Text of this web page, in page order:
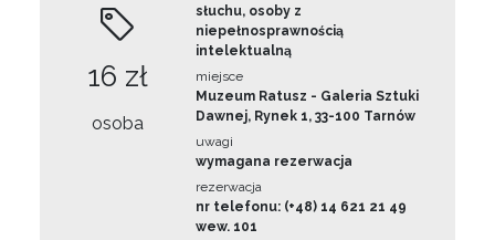
16 zł
osoba
słuchu, osoby z
niepełnosprawnością
intelektualną
miejsce
Muzeum Ratusz - Galeria Sztuki
Dawnej, Rynek 1, 33-100 Tarnów
uwagi
wymagana rezerwacja
rezerwacja
nr telefonu: (+48) 14 621 21 49
wew. 101